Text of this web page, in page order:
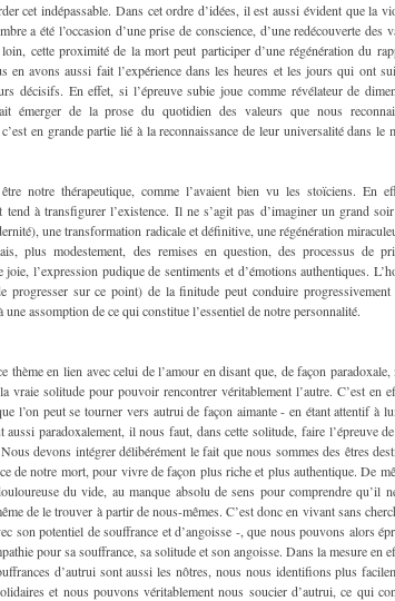
cet indépassable. Dans cet ordre d’idées, il est aussi évident que la
a été l’occasion d’une prise de conscience, d’une redécouverte des
cette proximité de la mort peut participer d’une régénération du
en avons aussi fait l’expérience dans les heures et les jours qui ont
décisifs. En effet, si l’épreuve subie joue comme révélateur de
émerger de la prose du quotidien des valeurs que nous
en grande partie lié à la reconnaissance de leur universalité dans le
notre thérapeutique, comme l’avaient bien vu les stoïciens. En
à transfigurer l’existence. Il ne s’agit pas d’imaginer un grand
une transformation radicale et définitive, une régénération
plus modestement, des remises en question, des processus de
joie, l’expression pudique de sentiments et d’émotions authentiques.
progresser sur ce point) de la finitude peut conduire progressivement
assomption de ce qui constitue l’essentiel de notre personnalité.
thème en lien avec celui de l’amour en disant que, de façon
vraie solitude pour pouvoir rencontrer véritablement l’autre. C’est en
l’on peut se tourner vers autrui de façon aimante - en étant attentif à
paradoxalement, il nous faut, dans cette solitude, faire l’épreuve
devons intégrer délibérément le fait que nous sommes des êtres
de notre mort, pour vivre de façon plus riche et plus authentique. De
du vide, au manque absolu de sens pour comprendre qu’il
de le trouver à partir de nous-mêmes. C’est donc en vivant sans
son potentiel de souffrance et d’angoisse -, que nous pouvons alors
pour sa souffrance, sa solitude et son angoisse. Dans la mesure en
d’autrui sont aussi les nôtres, nous nous identifions plus
et nous pouvons véritablement nous soucier d’autrui, ce qui